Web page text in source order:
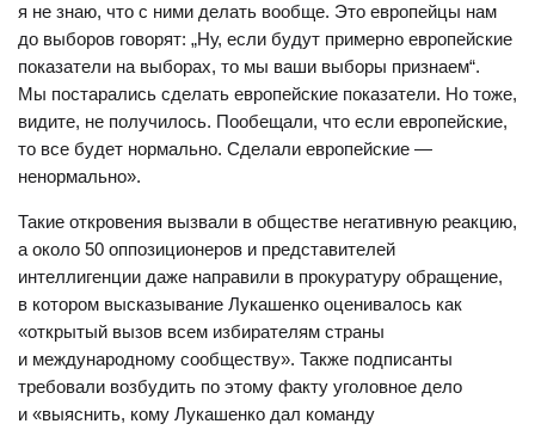
я не знаю, что с ними делать вообще. Это европейцы нам
до выборов говорят: „Ну, если будут примерно европейские
показатели на выборах, то мы ваши выборы признаем“.
Мы постарались сделать европейские показатели. Но тоже,
видите, не получилось. Пообещали, что если европейские,
то все будет нормально. Сделали европейские —
ненормально».
Такие откровения вызвали в обществе негативную реакцию,
а около 50 оппозиционеров и представителей
интеллигенции даже направили в прокуратуру обращение,
в котором высказывание Лукашенко оценивалось как
«открытый вызов всем избирателям страны
и международному сообществу». Также подписанты
требовали возбудить по этому факту уголовное дело
и «выяснить, кому Лукашенко дал команду